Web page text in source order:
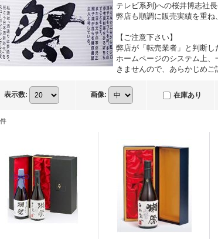
テレビ系列)への桜井博志社
弊店も順調に販売実績を重ね
【ご注意下さい】
弊店が「転売業者」と判断し
ホームページのシステム上
きませんので、あらかじめご
表示数: 画像: 在庫あり
件